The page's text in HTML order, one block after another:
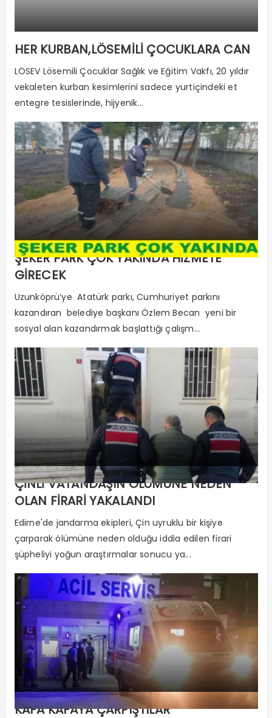
HER KURBAN,LÖSEMİLİ ÇOCUKLARA CAN
LÖSEV Lösemili Çocuklar Sağlık ve Eğitim Vakfı, 20 yıldır
vekaleten kurban kesimlerini sadece yurtiçindeki et
entegre tesislerinde, hijyenik...
ŞEKER PARK ÇOK YAKINDA HİZMETE
GİRECEK
Uzunköprü’ye Atatürk parkı, Cumhuriyet parkını
kazandıran belediye başkanı Özlem Becan yeni bir
sosyal alan kazandırmak başlattığı çalışm...
ÇİNLİ VATANDAŞIN ÖLÜMÜNE NEDEN
OLAN FİRARİ YAKALANDI
Edirne'de jandarma ekipleri, Çin uyruklu bir kişiye
çarparak ölümüne neden olduğu iddia edilen firari
şüpheliyi yoğun araştırmalar sonucu ya...
KAFA KAFAYA ÇARPIŞTILAR